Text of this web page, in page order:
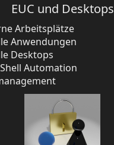
EUC und Desktops
Arbeitsplätze
Anwendungen
Desktops
Automation